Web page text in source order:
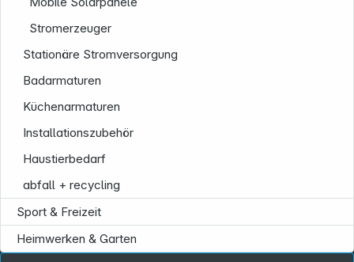
Stromerzeuger
Stationäre Stromversorgung
Badarmaturen
Küchenarmaturen
Installationszubehör
Haustierbedarf
abfall + recycling
Sport & Freizeit
Heimwerken & Garten